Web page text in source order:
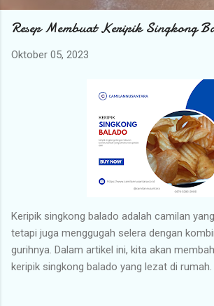
Resep Membuat Keripik Singkong
Oktober 05, 2023
Keripik singkong balado adalah camilan
tetapi juga menggugah selera dengan
gurihnya. Dalam artikel ini, kita akan
keripik singkong balado yang lezat di rumah.